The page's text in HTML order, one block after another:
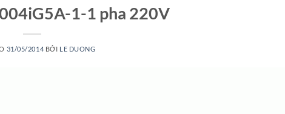
1-1 pha 220V
31/05/2014 BỞI LE DUONG